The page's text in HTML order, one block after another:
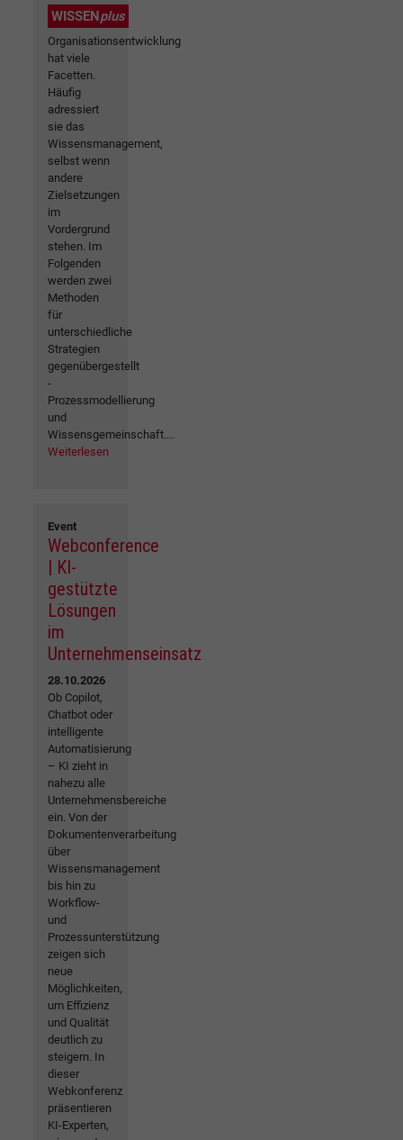
WISSEN plus
Organisationsentwicklung
hat viele
Facetten.
Häufig
adressiert
sie das
Wissensmanagement,
selbst wenn
andere
Zielsetzungen
im
Vordergrund
stehen. Im
Folgenden
werden zwei
Methoden
für
unterschiedliche
Strategien
gegenübergestellt
-
Prozessmodellierung
und
Wissensgemeinschaft....
Weiterlesen
Event
Webconference
| KI-
gestützte
Lösungen
im
Unternehmenseinsatz
28.10.2026
Ob Copilot,
Chatbot oder
intelligente
Automatisierung
– KI zieht in
nahezu alle
Unternehmensbereiche
ein. Von der
Dokumentenverarbeitung
über
Wissensmanagement
bis hin zu
Workflow-
und
Prozessunterstützung
zeigen sich
neue
Möglichkeiten,
um Effizienz
und Qualität
deutlich zu
steigern. In
dieser
Webkonferenz
präsentieren
KI-Experten,